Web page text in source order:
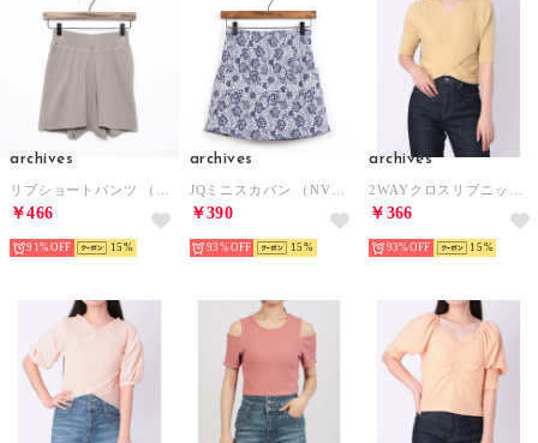
archives
￥466
91% 15
archives
￥390
93% 15
archives
￥366
93% 15